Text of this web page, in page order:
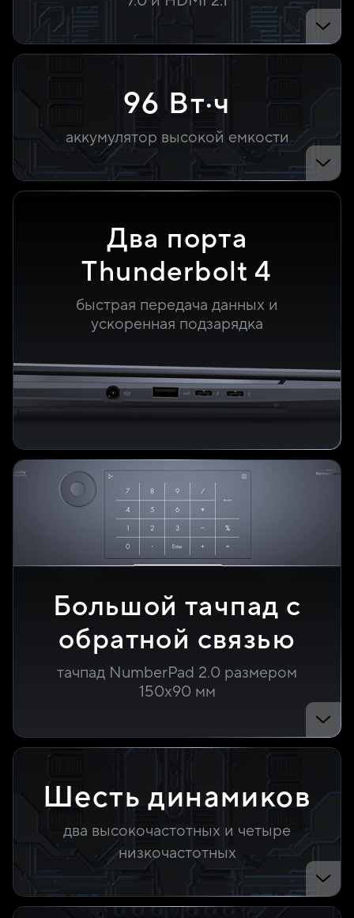
96 Вт·ч
аккумулятор высокой емкости
Два порта
Thunderbolt 4
быстрая передача данных и
ускоренная подзарядка
Большой тачпад с
обратной связью
тачпад NumberPad 2.0 размером
150х90 мм
Шесть динамиков
два высокочастотных и четыре
низкочастотных